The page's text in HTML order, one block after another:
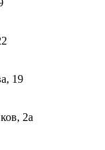
19
2а